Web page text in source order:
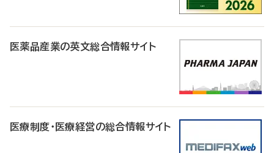
医薬品産業の英文総合情報サイト
医療制度・医療経営の総合情報サイト